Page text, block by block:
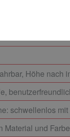
außen öffnen
Höhe nach
schwellenlos
Material und